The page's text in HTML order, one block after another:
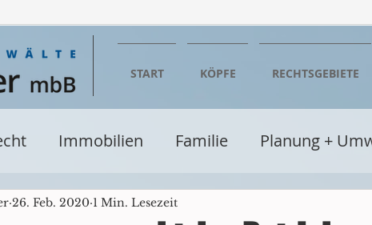
START KÖPFE RECHTSGEBIETE
Immobilien Familie Planung +
Wirtschaft
26. Feb. 2020 1 Min. Lesezeit